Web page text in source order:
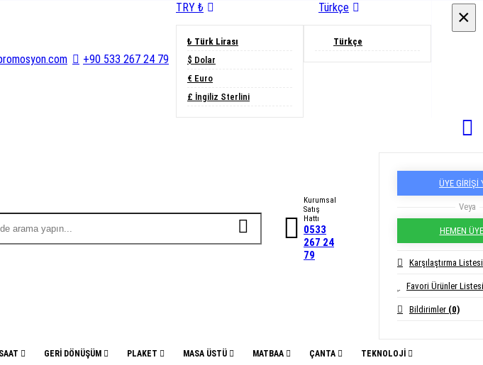
+90 533 267 24 79
TRY ₺
₺ Türk Lirası
$ Dolar
€ Euro
£ İngiliz Sterlini
Türkçe
Türkçe
Kurumsal
Satış
Hattı
0533
267 24
79
ÜYE GİRİŞİ
Veya
HEMEN
Karşılaştırma
Favori Ürünler Listesi
Bildirimler (0)
SAAT GERİ DÖNÜŞÜM PLAKET MASA ÜSTÜ MATBAA ÇANTA TEKNOLOJİ
×
×